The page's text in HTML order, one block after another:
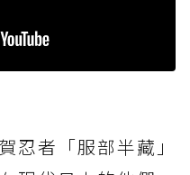
忍者「服部半藏」